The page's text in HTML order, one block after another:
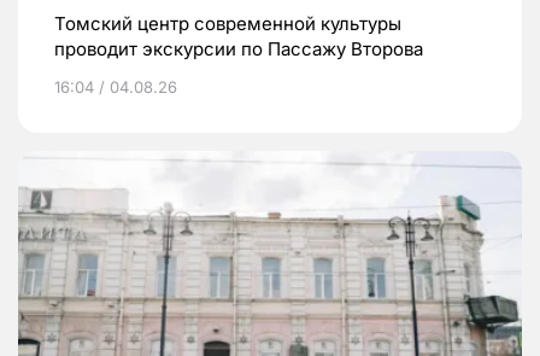
Томский центр современной культуры
проводит экскурсии по Пассажу Второва
16:04 / 04.08.26